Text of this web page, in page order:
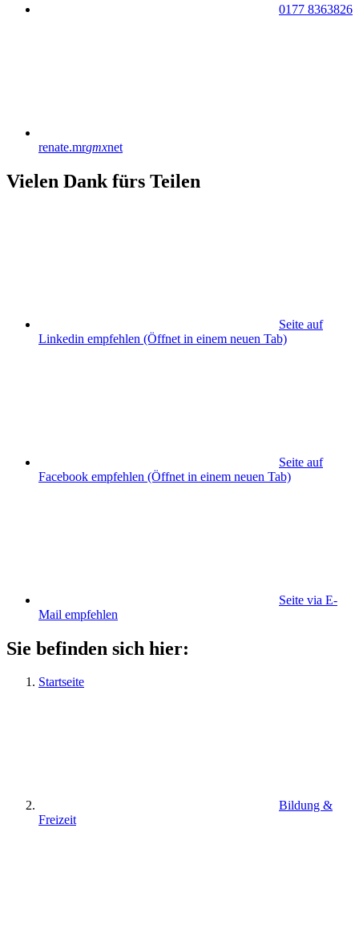
0177 8363826
renate.mrgmxnet
Vielen Dank fürs Teilen
Seite auf
Linkedin empfehlen (Öffnet in einem neuen Tab)
Seite auf
Facebook empfehlen (Öffnet in einem neuen Tab)
Seite via E-
Mail empfehlen
Sie befinden sich hier:
Startseite
Bildung &
Freizeit